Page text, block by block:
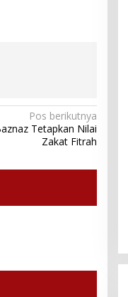
Pos berikutnya
Tetapkan Nilai
Zakat Fitrah